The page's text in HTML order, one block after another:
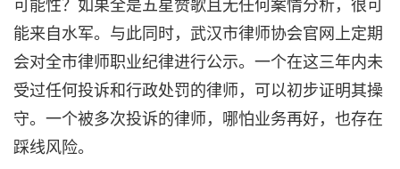
可能性？如果全是五星赞歌且无任何案情分析，很可
能来自水军。与此同时，武汉市律师协会官网上定期
会对全市律师职业纪律进行公示。一个在这三年内未
受过任何投诉和行政处罚的律师，可以初步证明其操
守。一个被多次投诉的律师，哪怕业务再好，也存在
踩线风险。